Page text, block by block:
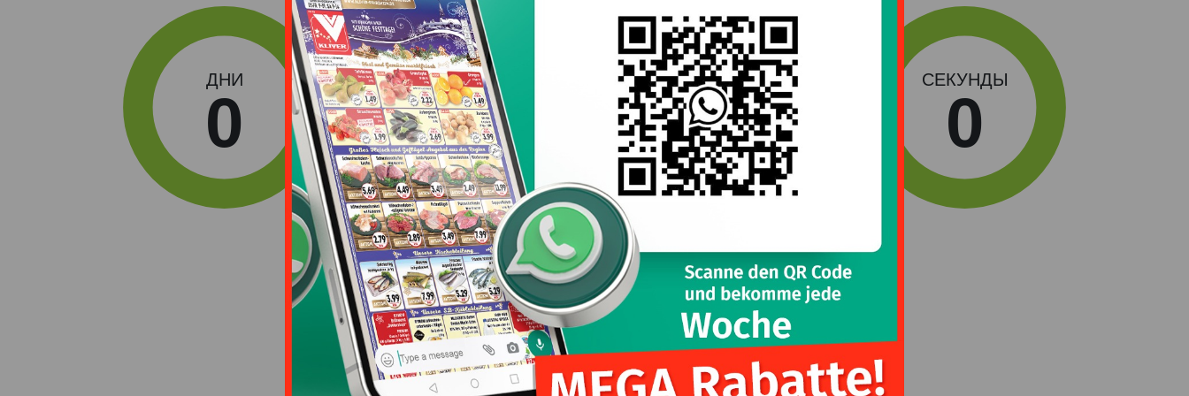
ДНИ
0
ЧАСЫ
0
МИНУТЫ
0
СЕКУНДЫ
0
Победителем прошлой недели стал пользователь с номером:
1034255040